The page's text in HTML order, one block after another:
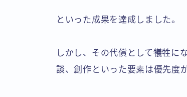
といった成果を達成しました。
しかし、その代償として犠牲に
談、創作といった要素は優先度